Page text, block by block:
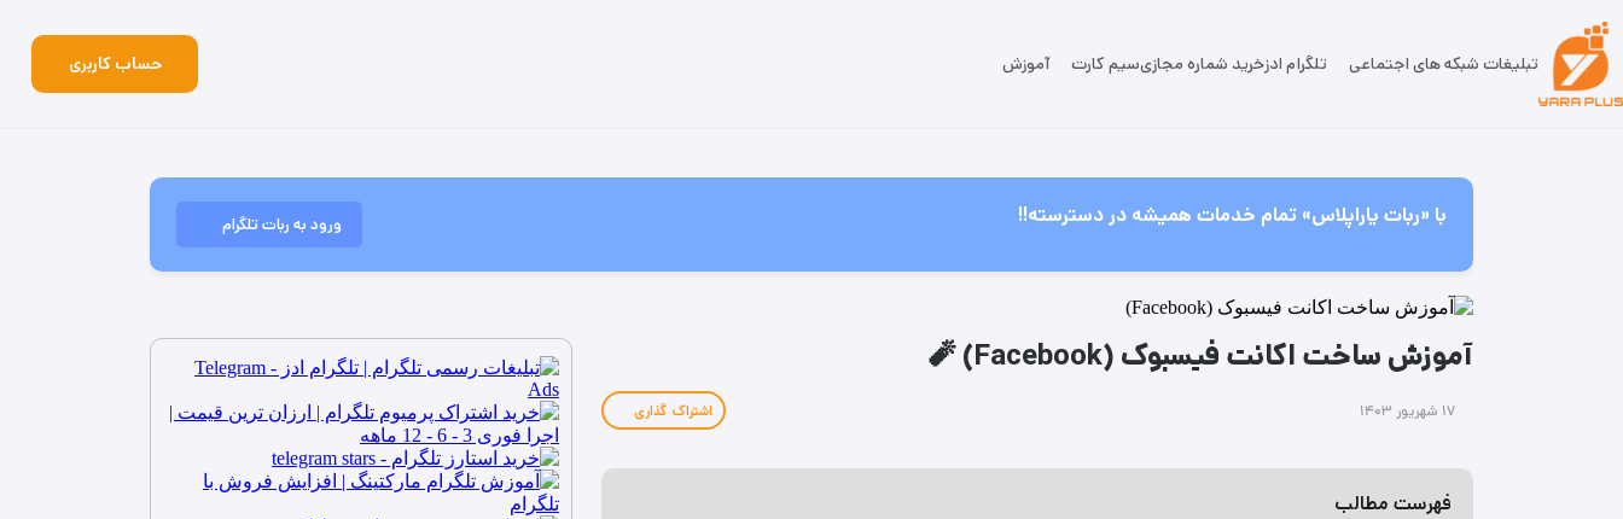
تبلیغات شبکه های اجتماعی تلگرام ادزخرید شماره مجازیسیم کارت آموزش حساب کاربری
با «ربات یاراپلاس» تمام خدمات همیشه در دسترسته!! ورود به ربات تلگرام
آموزش ساخت اکانت فیسبوک (Facebook) 🧨
۱۷ شهریور ۱۴۰۳ اشتراک گذاری
فهرست مطالب